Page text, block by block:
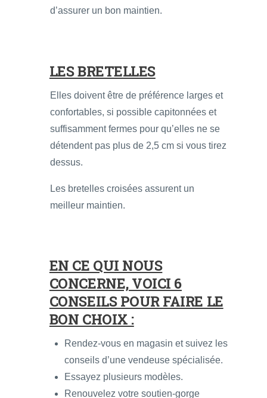
d’assurer un bon maintien.
LES BRETELLES
Elles doivent être de préférence larges et
confortables, si possible capitonnées et
suffisamment fermes pour qu’elles ne se
détendent pas plus de 2,5 cm si vous tirez
dessus.
Les bretelles croisées assurent un
meilleur maintien.
EN CE QUI NOUS
CONCERNE, VOICI 6
CONSEILS POUR FAIRE LE
BON CHOIX :
Rendez-vous en magasin et suivez les
conseils d’une vendeuse spécialisée.
Essayez plusieurs modèles.
Renouvelez votre soutien-gorge